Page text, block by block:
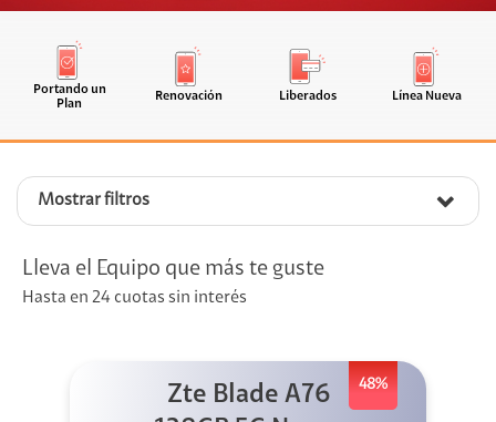
Portando un
Plan
Renovación Liberados Línea Nueva
Mostrar filtros
Lleva el Equipo que más te guste
Hasta en 24 cuotas sin interés
48%
Zte Blade A76